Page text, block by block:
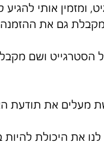
אותי להגיע
גם את
הסטרגייט ושם
מעלים את תודעת
את היכולת להיות